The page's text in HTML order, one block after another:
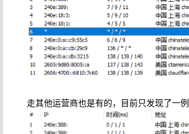
走其他运营商也是有的，目前只发现了一例